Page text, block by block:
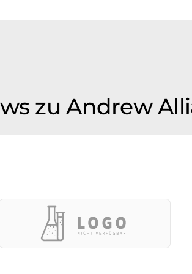
zu Andrew